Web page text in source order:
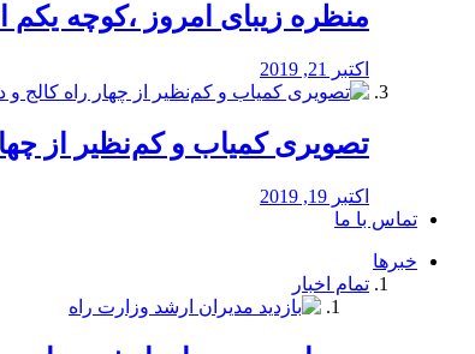
منظره‌‌ زیبای امروز ،کوچه یکم
اکتبر 21, 2019
️تصویری کمیاب و کم‌نظیر از چهار
اکتبر 19, 2019
تماس با ما
خبرها
تمام اخبار